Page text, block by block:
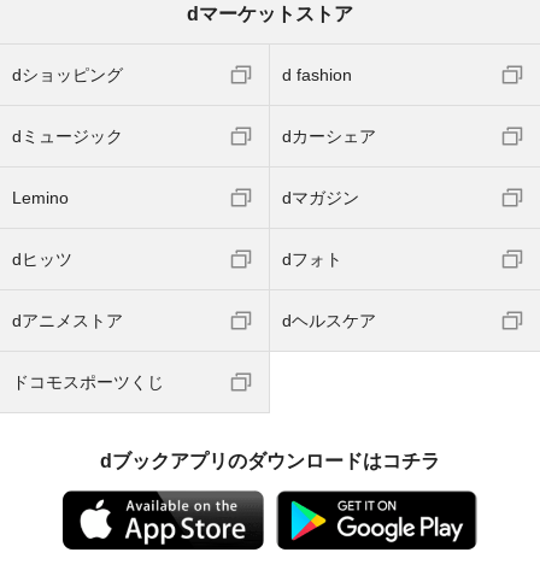
dマーケットストア
dショッピング d fashion
dミュージック dカーシェア
Lemino dマガジン
dヒッツ dフォト
dアニメストア dヘルスケア
ドコモスポーツくじ
dブックアプリのダウンロードはコチラ